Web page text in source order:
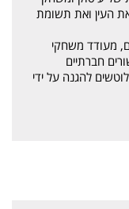
את העין ואת תשומת
מעודד משחקי
חברתיים
להגנה על ידי